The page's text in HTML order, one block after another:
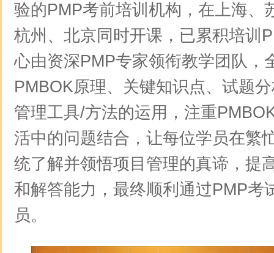
验的PMP考前培训机构，在上海、
杭州、北京同时开课，已累积培训
心由资深PMP专家领衔教学团队，
PMBOK原理、关键知识点、试题
管理工具/方法的运用，注重
活中的问题结合，让每位学员在繁
统了解并领悟项目管理的真谛，提
和解答能力，最终顺利通过PMP考
员。